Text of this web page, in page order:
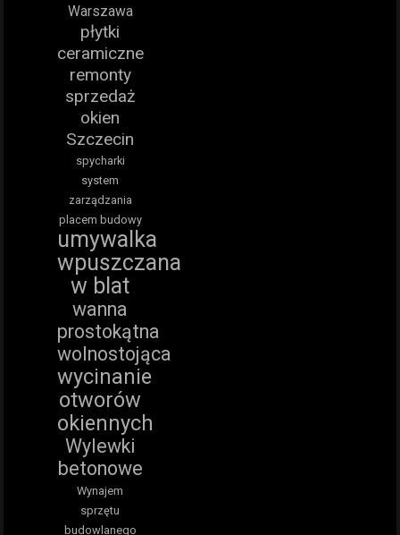
Warszawa
płytki
ceramiczne
remonty
sprzedaż
okien
Szczecin
spycharki
system
zarządzania
placem budowy
umywalka
wpuszczana
w blat
wanna
prostokątna
wolnostojąca
wycinanie
otworów
okiennych
Wylewki
betonowe
Wynajem
sprzętu
budowlanego